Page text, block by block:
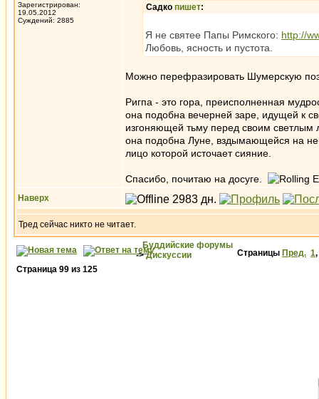
Зарегистрирован:
19.05.2012
Суждений: 2885
Садко пишет:
Я не святее Папы Римского: http://
Любовь, ясность и пустота.
Можно перефразировать Шумерскую
Ригпа - это гора, преисполненная
она подобна вечерней заре, идущей к
изгоняющей тьму перед своим светлым
она подобна Луне, вздымающейся на
лицо которой источает сияние.
Спасибо, почитаю на досуге.
Наверх
Тред сейчас никто не читает.
Буддийские форумы
->Дискуссии Страницы Пред. 1,
Страница 99 из 125